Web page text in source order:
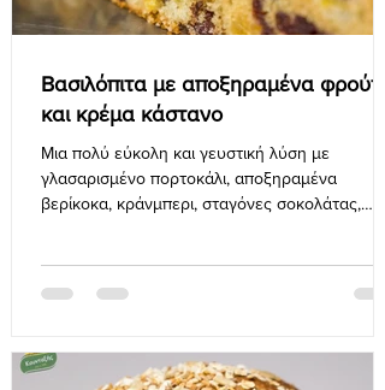
Βασιλόπιτα με αποξηραμένα φρούτα
και κρέμα κάστανο
Μια πολύ εύκολη και γευστική λύση με
γλασαρισμένο πορτοκάλι, αποξηραμένα
βερίκοκα, κράνμπερι, σταγόνες σοκολάτας,